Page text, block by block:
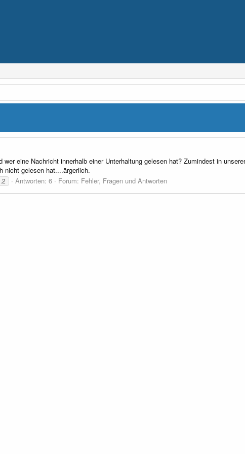
eine Nachricht innerhalb einer Unterhaltung gelesen hat? Zumindest in
nicht gelesen hat....ärgerlich.
Antworten: 6 Forum: Fehler, Fragen und Antworten